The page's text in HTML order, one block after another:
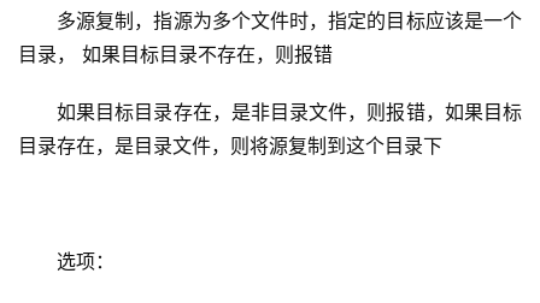
多源复制，指源为多个文件时，指定的目标应该是一个
目录， 如果目标目录不存在，则报错
如果目标目录存在，是非目录文件，则报错，如果目标
目录存在，是目录文件，则将源复制到这个目录下
选项：